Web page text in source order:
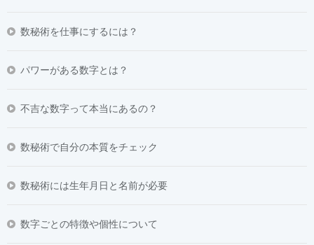
数秘術を仕事にするには？
パワーがある数字とは？
不吉な数字って本当にあるの？
数秘術で自分の本質をチェック
数秘術には生年月日と名前が必要
数字ごとの特徴や個性について